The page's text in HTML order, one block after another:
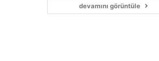
devamını görüntüle